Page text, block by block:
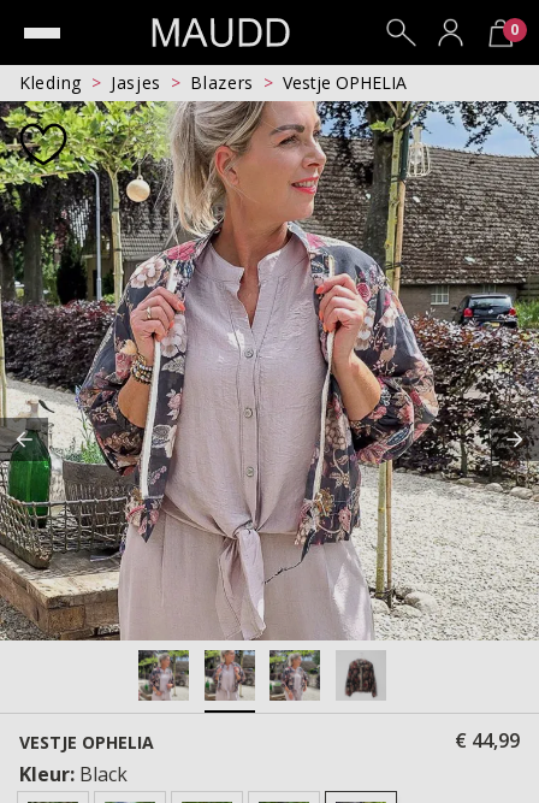
0
Kleding Jasjes Blazers Vestje OPHELIA
VESTJE OPHELIA
€ 44,99
Kleur: Black